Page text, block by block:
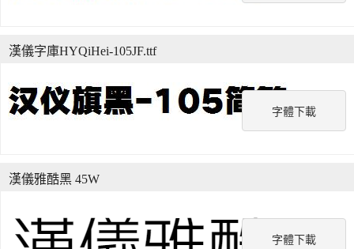
字體下載
漢儀字庫HYQiHei-105JF.ttf
字體下載
漢儀雅酷黑 45W